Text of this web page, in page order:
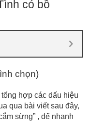
có bồ
chọn)
hợp các dấu hiệu
qua bài viết sau đây,
sừng” , để nhanh